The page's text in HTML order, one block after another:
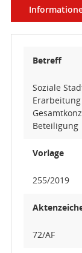
Betreff
Soziale
Beteiligung
Vorlage
255/2019
72/AF